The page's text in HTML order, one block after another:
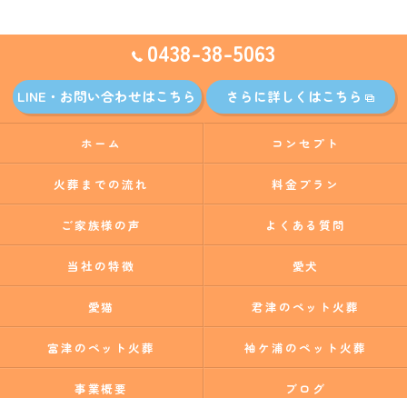
0438-38-5063
LINE・お問い合わせはこちら さらに詳しくはこちら
ホーム コンセプト
火葬までの流れ 料金プラン
ご家族様の声 よくある質問
当社の特徴 愛犬
愛猫 君津のペット火葬
富津のペット火葬 袖ケ浦のペット火葬
事業概要 ブログ